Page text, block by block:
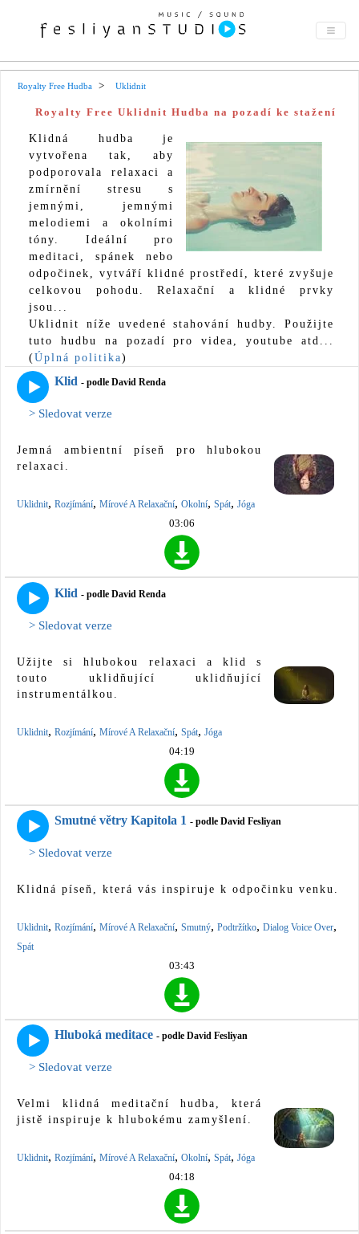
Royalty Free Hudba Uklidnit
Royalty Free Uklidnit Hudba na pozadí ke stažení
Klidná hudba je
vytvořena tak, aby
podporovala relaxaci a
zmírnění stresu s
jemnými, jemnými
melodiemi a okolními
tóny. Ideální pro
meditaci, spánek nebo
odpočinek, vytváří klidné prostředí, které zvyšuje
celkovou pohodu. Relaxační a klidné prvky
jsou...
Uklidnit níže uvedené stahování hudby. Použijte
tuto hudbu na pozadí pro videa, youtube atd...
(Úplná politika)
Klid - podle David Renda
> Sledovat verze
Jemná ambientní píseň pro hlubokou
relaxaci.
Uklidnit, Rozjímání, Mírové A Relaxační, Okolní, Spát, Jóga
03:06
Klid - podle David Renda
> Sledovat verze
Užijte si hlubokou relaxaci a klid s
touto uklidňující uklidňující
instrumentálkou.
Uklidnit, Rozjímání, Mírové A Relaxační, Spát, Jóga
04:19
Smutné větry Kapitola 1 - podle David Fesliyan
> Sledovat verze
Klidná píseň, která vás inspiruje k odpočinku venku.
Uklidnit, Rozjímání, Mírové A Relaxační, Smutný, Podtržítko, Dialog Voice Over,
Spát
03:43
Hluboká meditace - podle David Fesliyan
> Sledovat verze
Velmi klidná meditační hudba, která
jistě inspiruje k hlubokému zamyšlení.
Uklidnit, Rozjímání, Mírové A Relaxační, Okolní, Spát, Jóga
04:18